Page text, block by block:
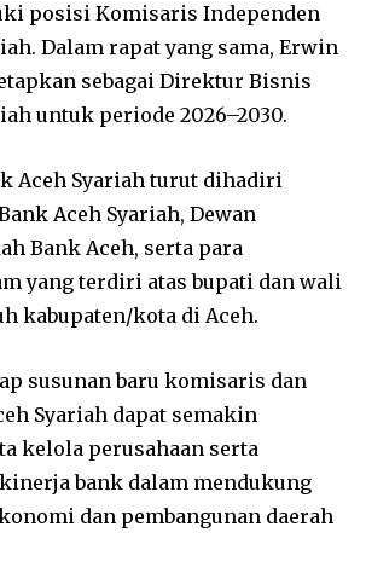
posisi Komisaris Independen
Dalam rapat yang sama, Erwin
sebagai Direktur Bisnis
untuk periode 2026–2030.
Aceh Syariah turut dihadiri
Aceh Syariah, Dewan
Bank Aceh, serta para
yang terdiri atas bupati dan wali
kabupaten/kota di Aceh.
susunan baru komisaris dan
Syariah dapat semakin
kelola perusahaan serta
bank dalam mendukung
dan pembangunan daerah